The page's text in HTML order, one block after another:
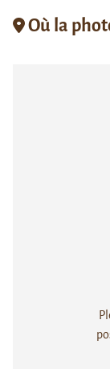
Où la